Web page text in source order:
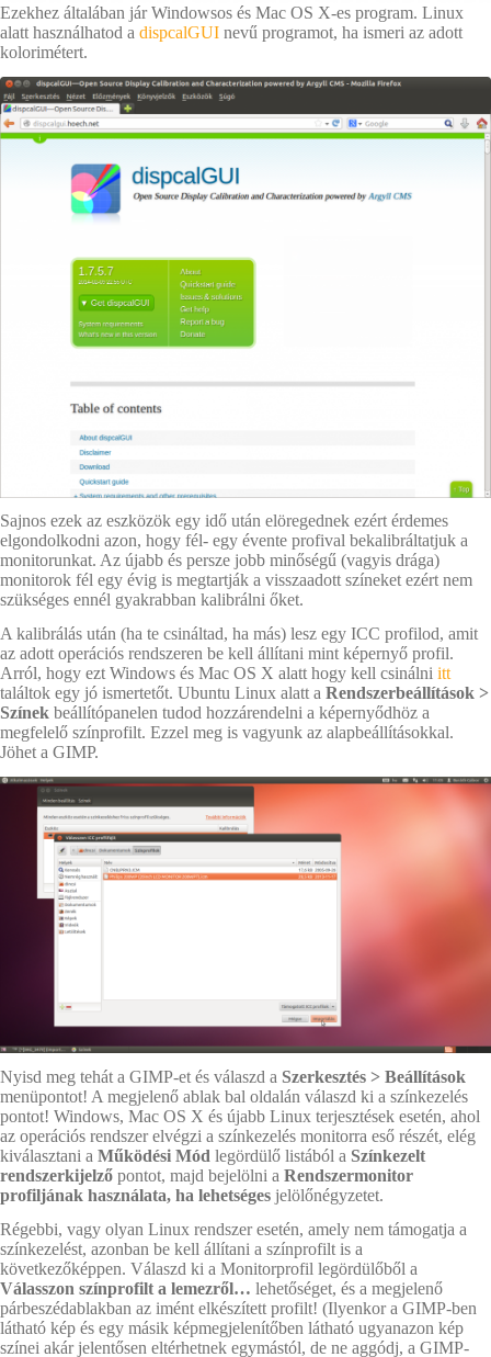
Ezekhez általában jár Windowsos és Mac OS X-es program. Linux
alatt használhatod a dispcalGUI nevű programot, ha ismeri az adott
kolorimétert.
Sajnos ezek az eszközök egy idő után elöregednek ezért érdemes
elgondolkodni azon, hogy fél- egy évente profival bekalibráltatjuk a
monitorunkat. Az újabb és persze jobb minőségű (vagyis drága)
monitorok fél egy évig is megtartják a visszaadott színeket ezért nem
szükséges ennél gyakrabban kalibrálni őket.
A kalibrálás után (ha te csináltad, ha más) lesz egy ICC profilod, amit
az adott operációs rendszeren be kell állítani mint képernyő profil.
Arról, hogy ezt Windows és Mac OS X alatt hogy kell csinálni itt
találtok egy jó ismertetőt. Ubuntu Linux alatt a Rendszerbeállítások >
Színek beállítópanelen tudod hozzárendelni a képernyődhöz a
megfelelő színprofilt. Ezzel meg is vagyunk az alapbeállításokkal.
Jöhet a GIMP.
Nyisd meg tehát a GIMP-et és válaszd a Szerkesztés > Beállítások
menüpontot! A megjelenő ablak bal oldalán válaszd ki a színkezelés
pontot! Windows, Mac OS X és újabb Linux terjesztések esetén, ahol
az operációs rendszer elvégzi a színkezelés monitorra eső részét, elég
kiválasztani a Működési Mód legördülő listából a Színkezelt
rendszerkijelző pontot, majd bejelölni a Rendszermonitor
profiljának használata, ha lehetséges jelölőnégyzetet.
Régebbi, vagy olyan Linux rendszer esetén, amely nem támogatja a
színkezelést, azonban be kell állítani a színprofilt is a
következőképpen. Válaszd ki a Monitorprofil legördülőből a
Válasszon színprofilt a lemezről… lehetőséget, és a megjelenő
párbeszédablakban az imént elkészített profilt! (Ilyenkor a GIMP-ben
látható kép és egy másik képmegjelenítőben látható ugyanazon kép
színei akár jelentősen eltérhetnek egymástól, de ne aggódj, a GIMP-